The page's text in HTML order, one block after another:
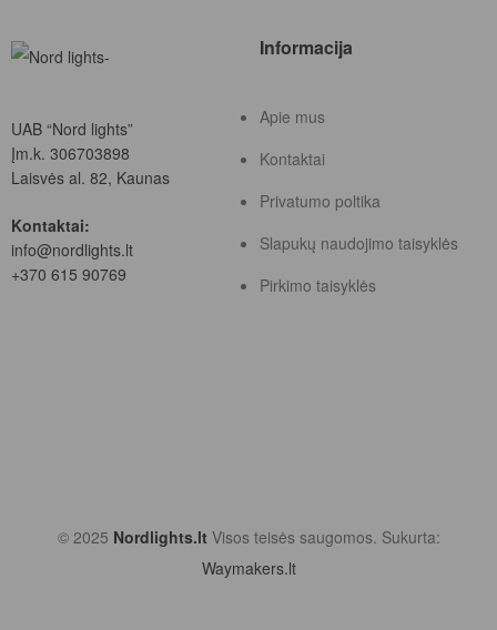
UAB “Nord lights”
Įm.k. 306703898
Laisvės al. 82, Kaunas
Kontaktai:
info@nordlights.lt
+370 615 90769
Informacija
Apie mus
Kontaktai
Privatumo poltika
Slapukų naudojimo taisyklės
Pirkimo taisyklės
© 2025 Nordlights.lt Visos teisės saugomos. Sukurta:
Waymakers.lt